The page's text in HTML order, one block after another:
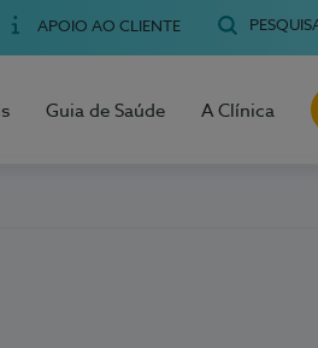
APOIO AO CLIENTE
Guia de Saúde A Clínica